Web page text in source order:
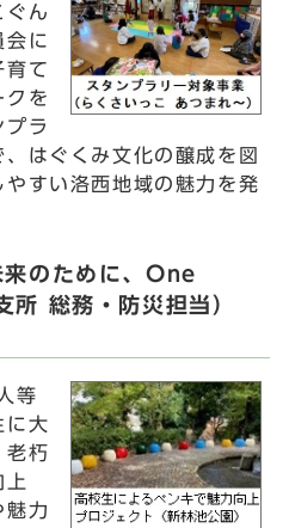
ぐん
会に
育て
クを
プラ
はぐくみ文化の醸成を図
すい洛西地域の魅力を発
ために、One
総務・防災担当）
等
に大
老朽
上
魅力